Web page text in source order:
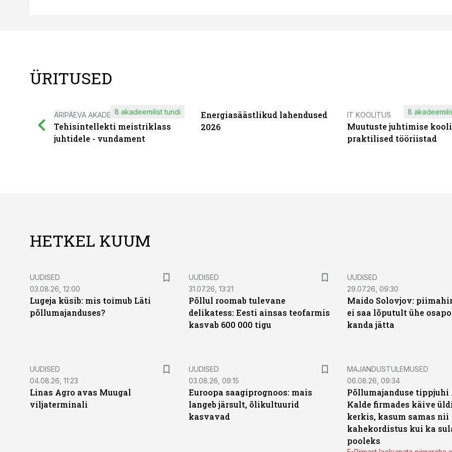
ÜRITUSED
ÄRIPÄEVA AKADEEMIA
Tehisintellekti meistriklass
juhtidele - vundament
8 akadeemilist tundi
Energiasäästlikud lahendused
2026
IT KOOLITUS
Muutuste juhtimise
praktilised tööriistad
8
HETKEL KUUM
UUDISED
03.08.26, 12:00
Lugeja küsib: mis toimub Läti
põllumajanduses?
UUDISED
31.07.26, 13:21
Põllul roomab tulevane
delikatess: Eesti ainsas teofarmis
kasvab 600 000 tigu
UUDISED
29.07.26, 09:30
Maido Solovjov:
ei saa lõputult ühe
kanda jätta
UUDISED
04.08.26, 11:23
Linas Agro avas Muugal
viljaterminali
UUDISED
03.08.26, 09:15
Euroopa saagiprognoos: mais
langeb järsult, õlikultuurid
kasvavad
MAJANDUSTULEMUSED
06.08.26, 09:34
Põllumajanduse tippjuhi
Kalde firmades käive
kerkis, kasum samas nii
kahekordistus kui ka
pooleks